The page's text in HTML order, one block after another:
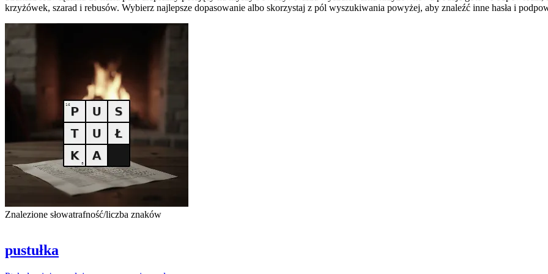
krzyżówek, szarad i rebusów. Wybierz najlepsze dopasowanie albo skorzystaj z pól wyszukiwania powyżej, aby znaleźć inne hasła i
Znalezione słowatrafność/liczba znaków
pustułka